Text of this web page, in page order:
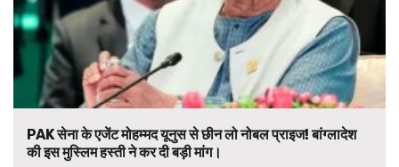
PAK सेना के एजेंट मोहम्मद यूनुस से छीन लो नोबल प्राइज! बांग्लादेश
की इस मुस्लिम हस्ती ने कर दी बड़ी मांग।